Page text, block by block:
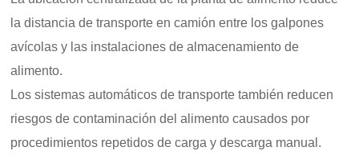
la distancia de transporte en camión entre los galpones
avícolas y las instalaciones de almacenamiento de
alimento.
Los sistemas automáticos de transporte también reducen
riesgos de contaminación del alimento causados por
procedimientos repetidos de carga y descarga manual.